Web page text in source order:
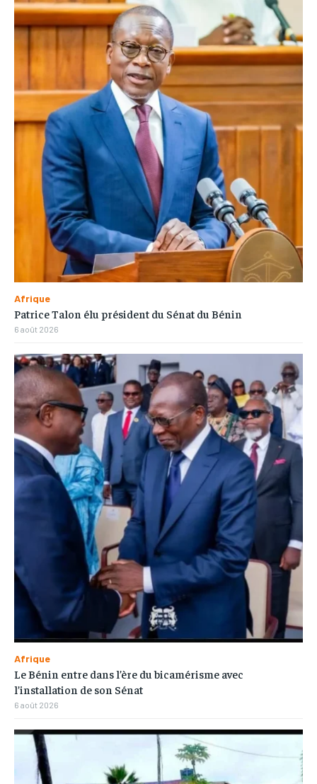
Afrique
Patrice Talon élu président du Sénat du Bénin
6 août 2026
Afrique
Le Bénin entre dans l’ère du bicamérisme avec
l’installation de son Sénat
6 août 2026